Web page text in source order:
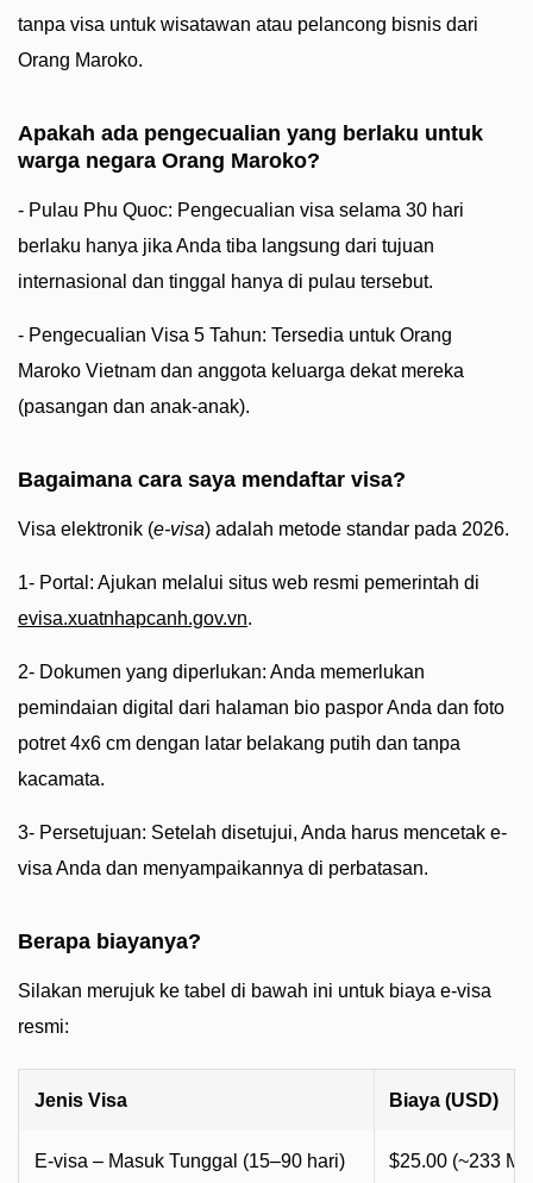
tanpa visa untuk wisatawan atau pelancong bisnis dari
Orang Maroko.
Apakah ada pengecualian yang berlaku untuk
warga negara Orang Maroko?
- Pulau Phu Quoc: Pengecualian visa selama 30 hari
berlaku hanya jika Anda tiba langsung dari tujuan
internasional dan tinggal hanya di pulau tersebut.
- Pengecualian Visa 5 Tahun: Tersedia untuk Orang
Maroko Vietnam dan anggota keluarga dekat mereka
(pasangan dan anak-anak).
Bagaimana cara saya mendaftar visa?
Visa elektronik (e-visa) adalah metode standar pada 2026.
1- Portal: Ajukan melalui situs web resmi pemerintah di
evisa.xuatnhapcanh.gov.vn.
2- Dokumen yang diperlukan: Anda memerlukan
pemindaian digital dari halaman bio paspor Anda dan foto
potret 4x6 cm dengan latar belakang putih dan tanpa
kacamata.
3- Persetujuan: Setelah disetujui, Anda harus mencetak e-
visa Anda dan menyampaikannya di perbatasan.
Berapa biayanya?
Silakan merujuk ke tabel di bawah ini untuk biaya e-visa
resmi:
Jenis Visa Biaya (USD)
E-visa – Masuk Tunggal (15–90 hari) $25.00 (~233